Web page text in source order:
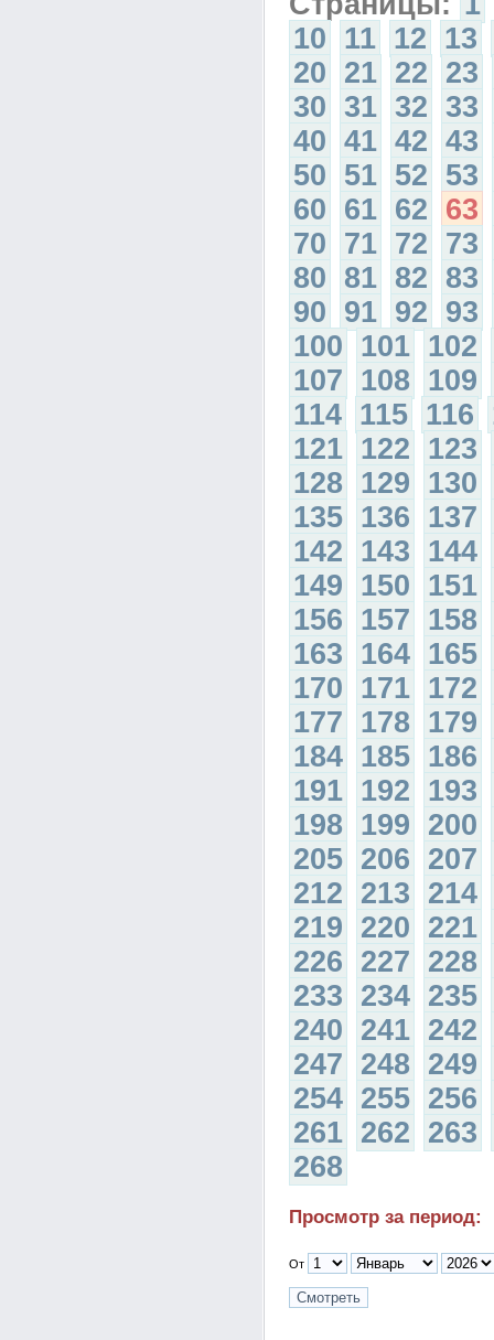
10 11 12 13
20 21 22 23
30 31 32 33
40 41 42 43
50 51 52 53
60 61 62 63
70 71 72 73
80 81 82 83
90 91 92 93
100 101 102
107 108 109
114 115 116
121 122 123
128 129 130
135 136 137
142 143 144
149 150 151
156 157 158
163 164 165
170 171 172
177 178 179
184 185 186
191 192 193
198 199 200
205 206 207
212 213 214
219 220 221
226 227 228
233 234 235
240 241 242
247 248 249
254 255 256
261 262 263
268
Просмотр за период:
От